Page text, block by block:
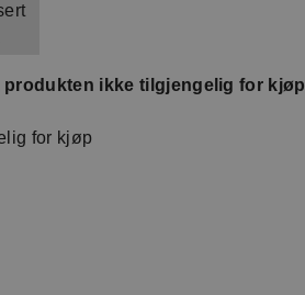
produkten ikke tilgjengelig for kjøp
for kjøp